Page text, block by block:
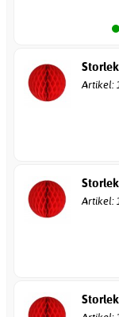
Artikel:
Artikel: